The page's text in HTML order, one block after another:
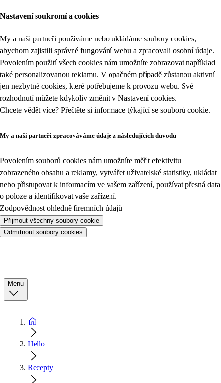
Nastavení soukromí a cookies
My a naši partneři používáme nebo ukládáme soubory cookies,
abychom zajistili správné fungování webu a zpracovali osobní údaje.
Povolením použití všech cookies nám umožníte zobrazovat například
také personalizovanou reklamu. V opačném případě zůstanou aktivní
jen nezbytné cookies, které potřebujeme k provozu webu. Své
rozhodnutí můžete kdykoliv změnit v Nastavení cookies.
Chcete vědět více? Přečtěte si informace týkající se souborů cookie.
My a naši partneři zpracováváme údaje z následujících důvodů
Povolením souborů cookies nám umožníte měřit efektivitu
zobrazeného obsahu a reklamy, vytvářet uživatelské statistiky, ukládat
nebo přistupovat k informacím ve vašem zařízení, používat přesná data
o poloze a identifikovat vaše zařízení.
Zodpovědnost ohledně firemních údajů
Přijmout všechny soubory cookie
Odmítnout soubory cookies
Menu
Hello
Recepty